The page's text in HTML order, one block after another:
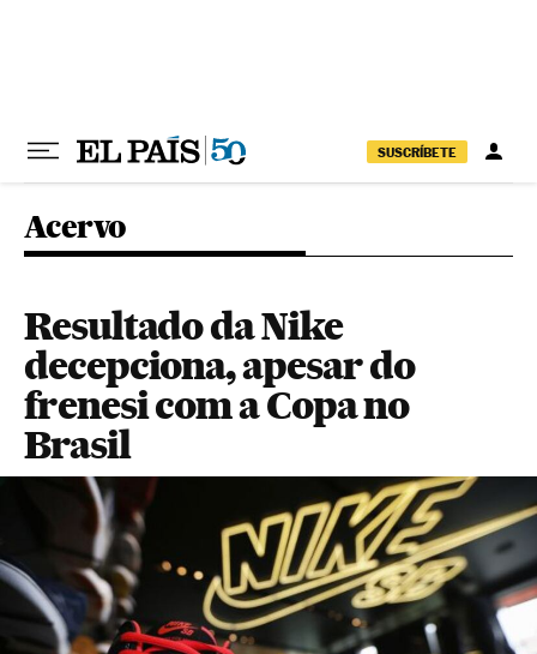
SUSCRÍBETE
Acervo
Resultado da Nike
decepciona, apesar do
frenesi com a Copa no
Brasil